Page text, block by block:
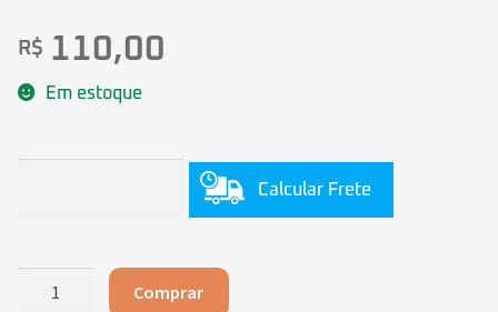
R$ 110,00
Em estoque
Calcular Frete
EcoCleaning
Comprar